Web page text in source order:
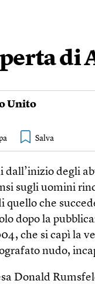
di
Unito
dall’inizio degli
sugli uomini
quello che
dopo la
che si capì la
nudo,
Donald